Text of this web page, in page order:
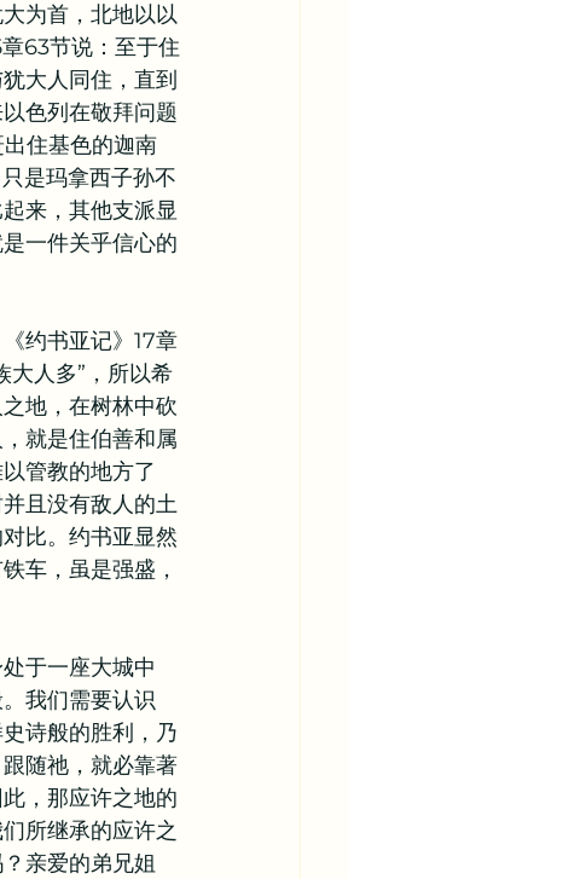
为首，北地以以
63节说：至于住
大人同住，直到
色列在敬拜问题
住基色的迦南
是玛拿西子孙不
来，其他支派显
一件关乎信心的
《约书亚记》17章
大人多”，所以希
地，在树林中砍
就是住伯善和属
管教的地方了
且没有敌人的土
比。约书亚显然
车，虽是强盛，
于一座大城中
我们需要认识
诗般的胜利，乃
随祂，就必靠著
，那应许之地的
所继承的应许之
亲爱的弟兄姐